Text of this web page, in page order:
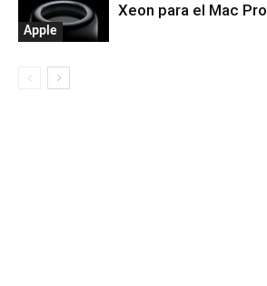
Apple
Xeon para el Mac Pro